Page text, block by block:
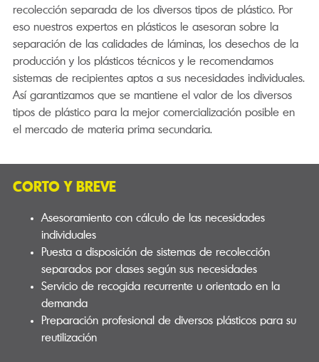
recolección separada de los diversos tipos de plástico. Por
eso nuestros expertos en plásticos le asesoran sobre la
separación de las calidades de láminas, los desechos de la
producción y los plásticos técnicos y le recomendamos
sistemas de recipientes aptos a sus necesidades individuales.
Así garantizamos que se mantiene el valor de los diversos
tipos de plástico para la mejor comercialización posible en
el mercado de materia prima secundaria.
CORTO Y BREVE
Asesoramiento con cálculo de las necesidades
individuales
Puesta a disposición de sistemas de recolección
separados por clases según sus necesidades
Servicio de recogida recurrente u orientado en la
demanda
Preparación profesional de diversos plásticos para su
reutilización